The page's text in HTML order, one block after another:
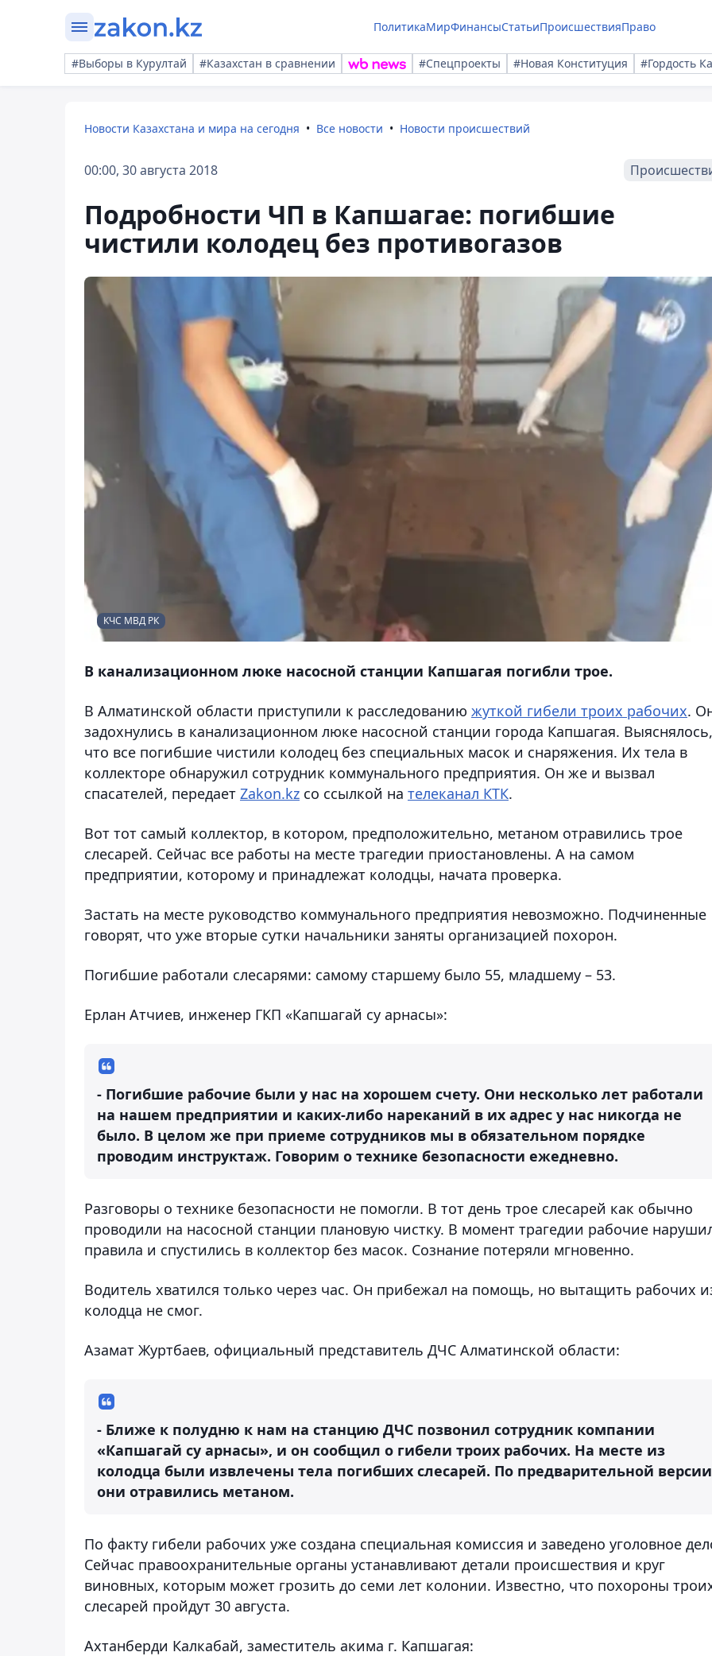
ПолитикаМирФинансыСтатьиПроисшествияПраво
#Выборы в Курултай #Казахстан в сравнении #Спецпроекты #Новая Конституция #Гордость
Новости Казахстана и мира на сегодня Все новости Новости происшествий
00:00, 30 августа 2018
Подробности ЧП в Капшагае: погибшие
чистили колодец без противогазов
КЧС МВД РК
В канализационном люке насосной станции Капшагая погибли трое.
В Алматинской области приступили к расследованию жуткой гибели троих рабочих.
задохнулись в канализационном люке насосной станции города Капшагая. Выяснялось,
что все погибшие чистили колодец без специальных масок и снаряжения. Их тела в
коллекторе обнаружил сотрудник коммунального предприятия. Он же и вызвал
спасателей, передает Zakon.kz со ссылкой на телеканал КТК.
Вот тот самый коллектор, в котором, предположительно, метаном отравились трое
слесарей. Сейчас все работы на месте трагедии приостановлены. А на самом
предприятии, которому и принадлежат колодцы, начата проверка.
Застать на месте руководство коммунального предприятия невозможно. Подчиненные
говорят, что уже вторые сутки начальники заняты организацией похорон.
Погибшие работали слесарями: самому старшему было 55, младшему – 53.
Ерлан Атчиев, инженер ГКП «Капшагай су арнасы»:
- Погибшие рабочие были у нас на хорошем счету. Они несколько лет работали
на нашем предприятии и каких-либо нареканий в их адрес у нас никогда не
было. В целом же при приеме сотрудников мы в обязательном порядке
проводим инструктаж. Говорим о технике безопасности ежедневно.
Разговоры о технике безопасности не помогли. В тот день трое слесарей как обычно
проводили на насосной станции плановую чистку. В момент трагедии рабочие
правила и спустились в коллектор без масок. Сознание потеряли мгновенно.
Водитель хватился только через час. Он прибежал на помощь, но вытащить рабочих
колодца не смог.
Азамат Журтбаев, официальный представитель ДЧС Алматинской области:
- Ближе к полудню к нам на станцию ДЧС позвонил сотрудник компании
«Капшагай су арнасы», и он сообщил о гибели троих рабочих. На месте из
колодца были извлечены тела погибших слесарей. По предварительной
они отравились метаном.
По факту гибели рабочих уже создана специальная комиссия и заведено уголовное
Сейчас правоохранительные органы устанавливают детали происшествия и круг
виновных, которым может грозить до семи лет колонии. Известно, что похороны
слесарей пройдут 30 августа.
Ахтанберди Калкабай, заместитель акима г. Капшагая: